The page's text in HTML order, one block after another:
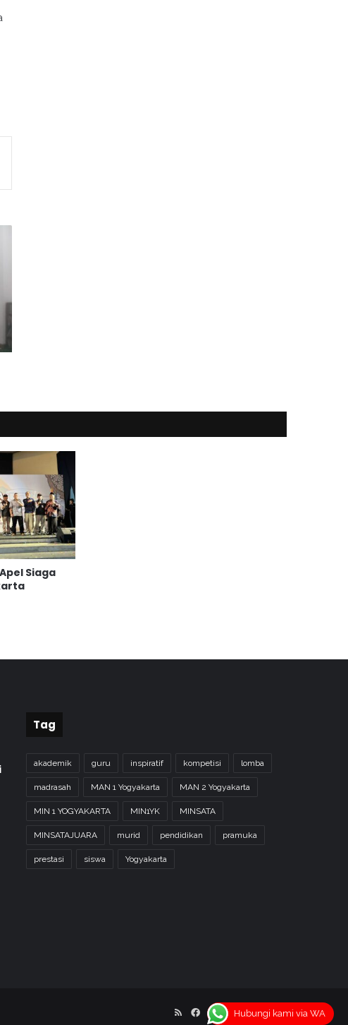
Siaga
Tag
akademik guru inspiratif kompetisi lomba
madrasah MAN 1 Yogyakarta MAN 2 Yogyakarta
MIN 1 YOGYAKARTA MIN1YK MINSATA
MINSATAJUARA murid pendidikan pramuka
prestasi siswa Yogyakarta
Home
RSSFacebook
X YouTube
Instagram
Hubungi kami via WA